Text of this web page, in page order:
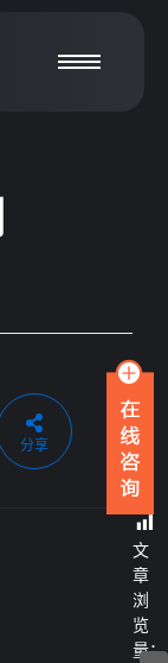
分享
文
章
浏
览
量：